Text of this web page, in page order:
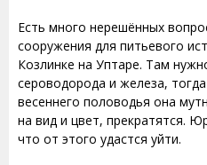
Есть много нерешённых
сооружения для питьевого
Козлинке на Уптаре. Там
сероводорода и железа,
весеннего половодья она
на вид и цвет, прекратятся.
что от этого удастся уйти.